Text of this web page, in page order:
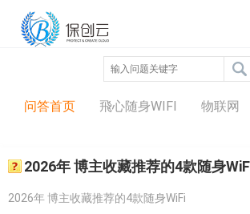
问答中心
问答首页 飛心随身WIFI 物联网
2026年 博主收藏推荐的4款随身
2026年 博主收藏推荐的4款随身WiFi